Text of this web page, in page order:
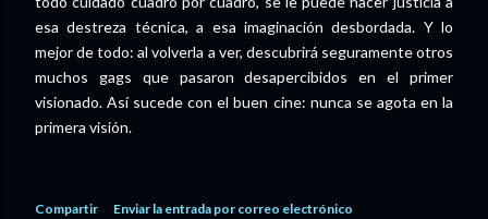
esa destreza técnica, a esa imaginación desbordada. Y lo
mejor de todo: al volverla a ver, descubrirá seguramente otros
muchos gags que pasaron desapercibidos en el primer
visionado. Así sucede con el buen cine: nunca se agota en la
primera visión.
Compartir
Enviar la entrada por correo electrónico